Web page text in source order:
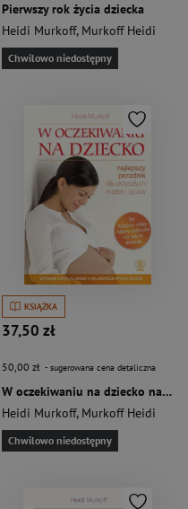
Pierwszy rok życia dziecka
Heidi Murkoff, Murkoff Heidi
Chwilowo niedostępny
KSIĄŻKA
37,50 zł
50,00 zł - sugerowana cena detaliczna
W oczekiwaniu na dziecko najlepszy poradnik dla przyszłych matek i ojców
Heidi Murkoff, Murkoff Heidi
Chwilowo niedostępny